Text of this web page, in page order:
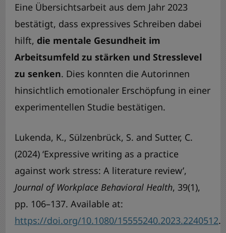
Eine Übersichtsarbeit aus dem Jahr 2023
bestätigt, dass expressives Schreiben dabei
hilft, die mentale Gesundheit im
Arbeitsumfeld zu stärken und Stresslevel
zu senken. Dies konnten die Autorinnen
hinsichtlich emotionaler Erschöpfung in einer
experimentellen Studie bestätigen.
Lukenda, K., Sülzenbrück, S. and Sutter, C.
(2024) ‘Expressive writing as a practice
against work stress: A literature review’,
Journal of Workplace Behavioral Health, 39(1),
pp. 106–137. Available at:
https://doi.org/10.1080/15555240.2023.2240512.